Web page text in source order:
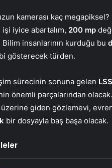
kamerası kaç
iyice abartalım, 200 mp
Bilim insanlarının kurduğu bu
gösterecek türden.
sürecinin sonuna gelen
önemli parçalarından
üzerine giden gözlemevi,
bir dosyayla baş başa olacak.